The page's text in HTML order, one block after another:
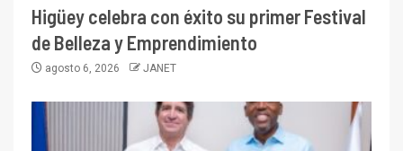
Higüey celebra con éxito su primer Festival
de Belleza y Emprendimiento
agosto 6, 2026 JANET